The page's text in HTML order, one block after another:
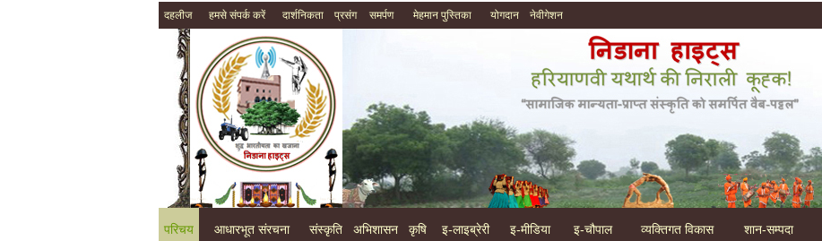
दहलीज हमसे संपर्क करें दार्शनिकता प्रसंग समर्पण मेहमान पुस्तिका योगदान नेवीगेशन
परिचय आधारभूत संरचना संस्कृति अभिशासन कृषि इ-लाइब्रेरी इ-मीडिया इ-चौपाल व्यक्तिगत विकास शान-सम्पदा